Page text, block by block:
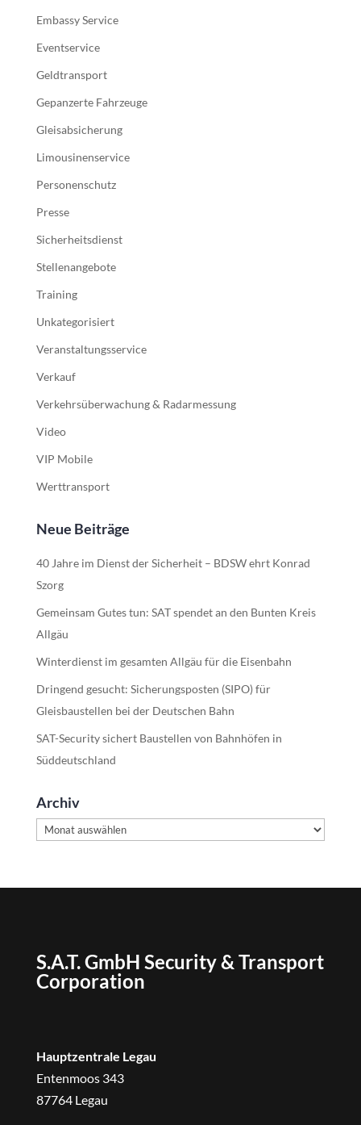
Embassy Service
Eventservice
Geldtransport
Gepanzerte Fahrzeuge
Gleisabsicherung
Limousinenservice
Personenschutz
Presse
Sicherheitsdienst
Stellenangebote
Training
Unkategorisiert
Veranstaltungsservice
Verkauf
Verkehrsüberwachung & Radarmessung
Video
VIP Mobile
Werttransport
Neue Beiträge
40 Jahre im Dienst der Sicherheit – BDSW ehrt Konrad
Szorg
Gemeinsam Gutes tun: SAT spendet an den Bunten Kreis
Allgäu
Winterdienst im gesamten Allgäu für die Eisenbahn
Dringend gesucht: Sicherungsposten (SIPO) für
Gleisbaustellen bei der Deutschen Bahn
SAT-Security sichert Baustellen von Bahnhöfen in
Süddeutschland
Archiv
Archiv
S.A.T. GmbH Security & Transport
Corporation
Hauptzentrale Legau
Entenmoos 343
87764 Legau